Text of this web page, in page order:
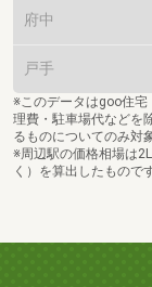
府中
戸手
※このデータはgoo住宅
理費・駐車場代などを
るものについてのみ対
※周辺駅の価格相場は
く）を算出したものです